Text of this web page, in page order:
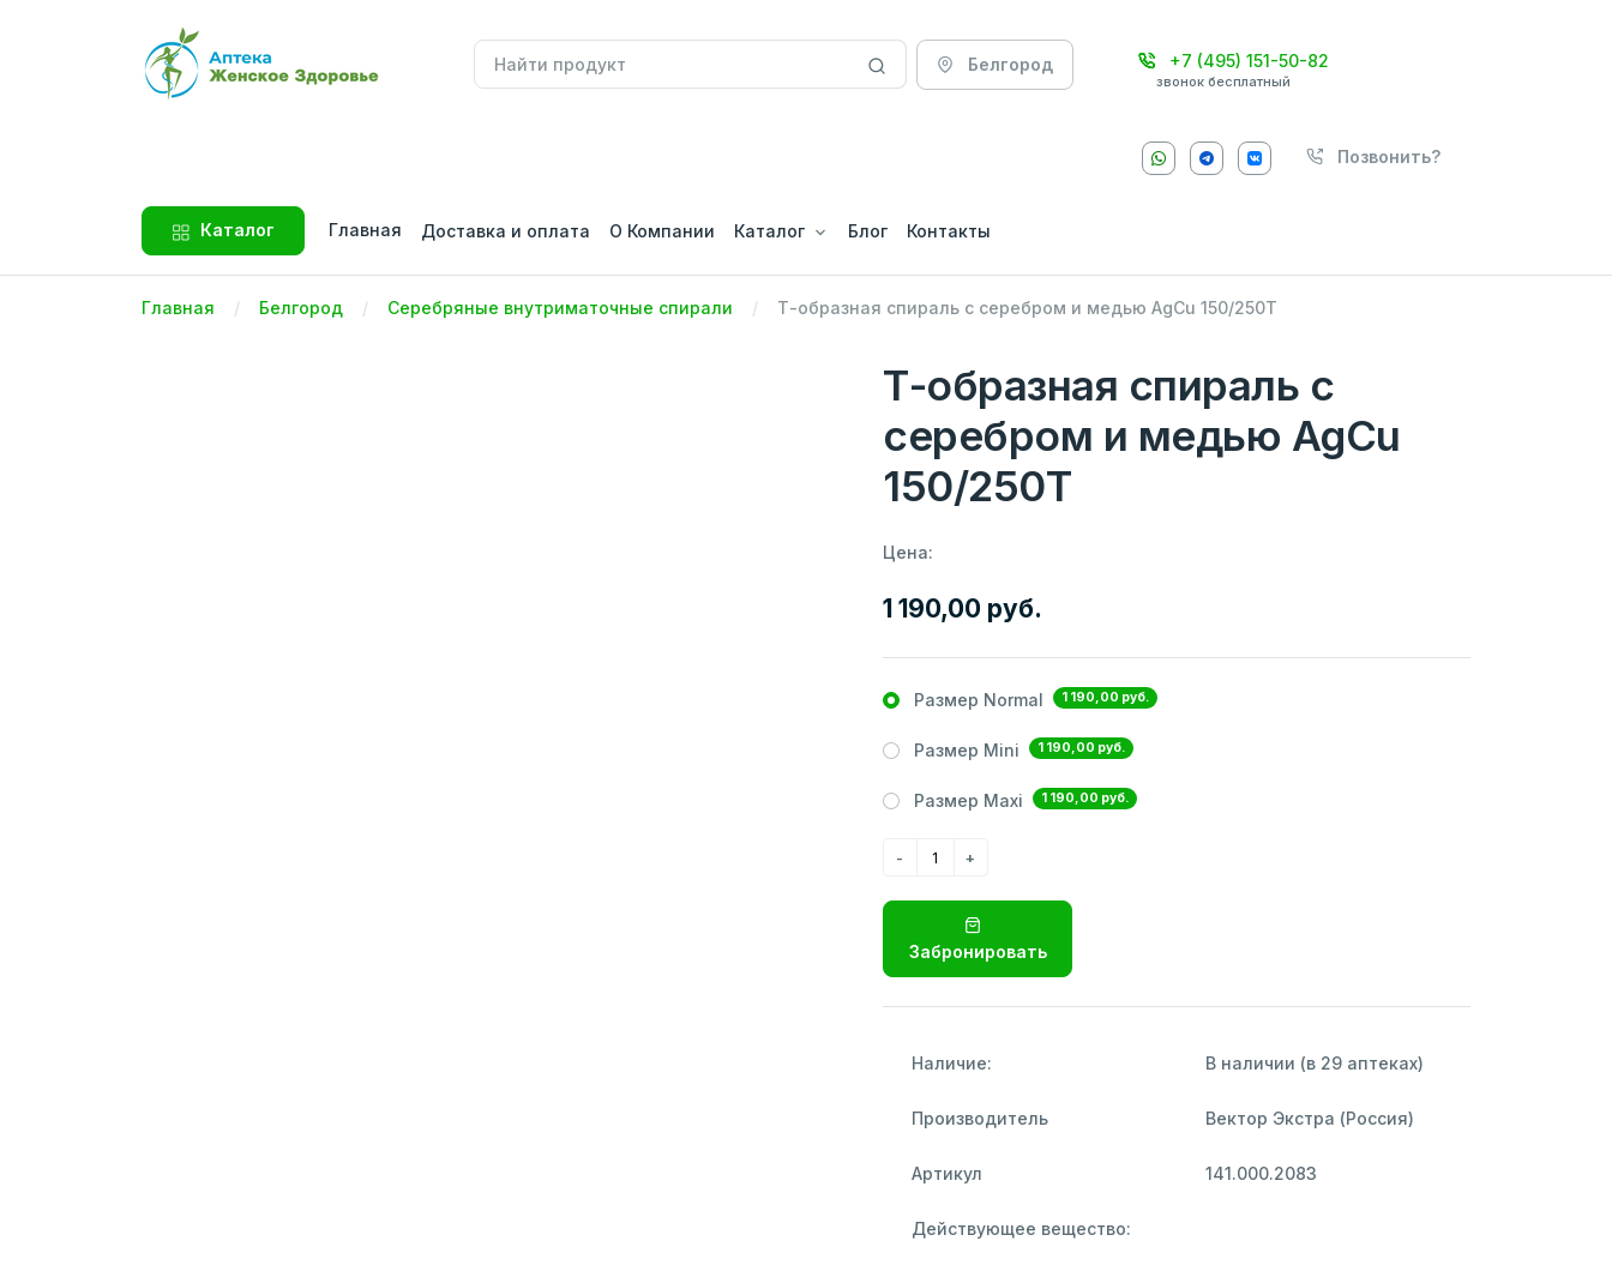
Белгород +7 (495) 151-50-82
звонок бесплатный
Позвонить?
Каталог Главная Доставка и оплата О Компании Каталог Блог Контакты
Главная Белгород Серебряные внутриматочные спирали Т-образная спираль с серебром и медью AgCu 150/250Т
Т-образная спираль с
серебром и медью AgCu
150/250Т
Цена:
1 190,00 руб.
Размер Normal 1 190,00 руб.
Размер Mini 1 190,00 руб.
Размер Maxi 1 190,00 руб.
Забронировать
Наличие: В наличии (в 29 аптеках)
Производитель Вектор Экстра (Россия)
Артикул 141.000.2083
Действующее вещество: